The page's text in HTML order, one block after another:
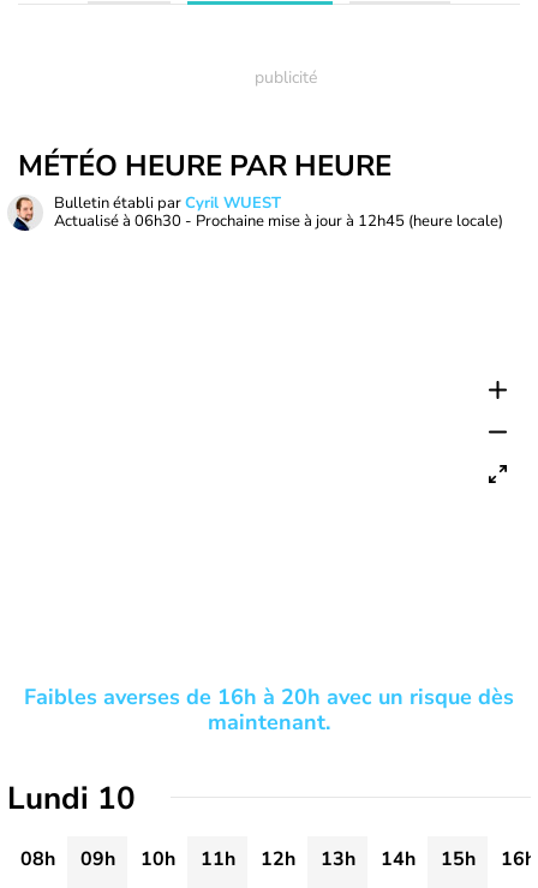
MÉTÉO HEURE PAR HEURE
Bulletin établi parCyril WUEST
Actualisé à 06h30 - Prochaine mise à jour à 12h45 (heure locale)
Faibles averses de 16h à 20h avec un risque dès
maintenant.
Lundi 10
08h 09h 10h 11h 12h 13h 14h 15h
16h